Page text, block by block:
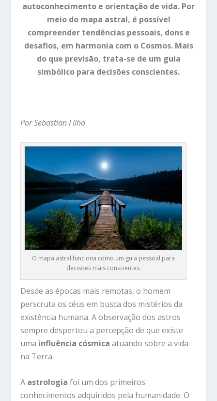
autoconhecimento e orientação de vida. Por
meio do mapa astral, é possível
compreender tendências pessoais, dons e
desafios, em harmonia com o Cosmos. Mais
do que previsão, trata-se de um guia
simbólico para decisões conscientes.
Por Sebastian Filho
O mapa astral funciona como um guia pessoal para
decisões mais conscientes.
Desde as épocas mais remotas, o homem
perscruta os céus em busca dos mistérios da
existência humana. A observação dos astros
sempre despertou a percepção de que existe
uma influência cósmica atuando sobre a vida
na Terra.
A astrologia foi um dos primeiros
conhecimentos adquiridos pela humanidade. O